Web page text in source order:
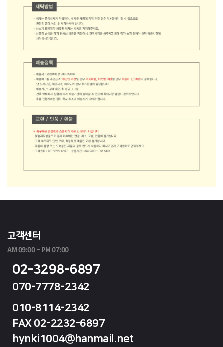
고객센터
AM 09:00 ~ PM 07:00
02-3298-6897
070-7778-2342
010-8114-2342
FAX 02-2232-6897
hynki1004@hanmail.net